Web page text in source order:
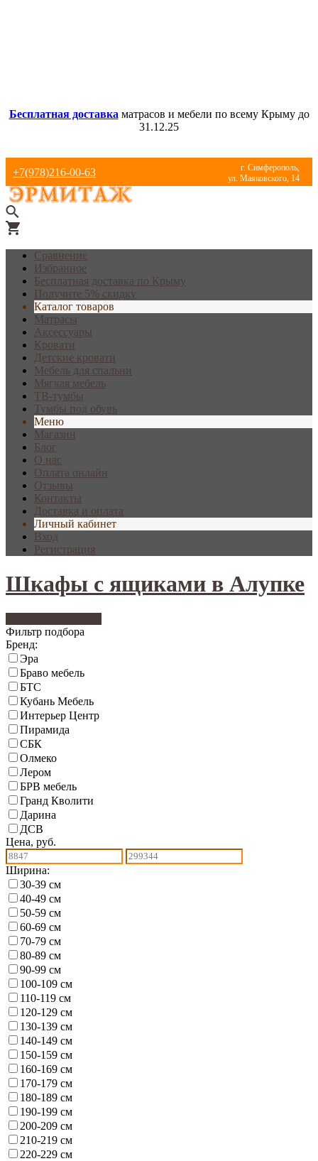
Бесплатная доставка матрасов и мебели по всему Крыму до
31.12.25
+7(978)216-00-63
г. Симферополь,
ул. Маяковского, 14
Сравнение
Избранное
Бесплатная доставка по Крыму
Получите 5% скидку
Каталог товаров
Матрасы
Аксессуары
Кровати
Детские кровати
Мебель для спальни
Мягкая мебель
ТВ-тумбы
Тумбы под обувь
Меню
Магазин
Блог
О нас
Оплата онлайн
Отзывы
Контакты
Доставка и оплата
Личный кабинет
Вход
Регистрация
Шкафы с ящиками в Алупке
Фильтр подбора
Бренд:
Эра
Браво мебель
БТС
Кубань Мебель
Интерьер Центр
Пирамида
СБК
Олмеко
Лером
БРВ мебель
Гранд Кволити
Дарина
ДСВ
Цена, руб.
Ширина:
30-39 см
40-49 см
50-59 см
60-69 см
70-79 см
80-89 см
90-99 см
100-109 см
110-119 см
120-129 см
130-139 см
140-149 см
150-159 см
160-169 см
170-179 см
180-189 см
190-199 см
200-209 см
210-219 см
220-229 см